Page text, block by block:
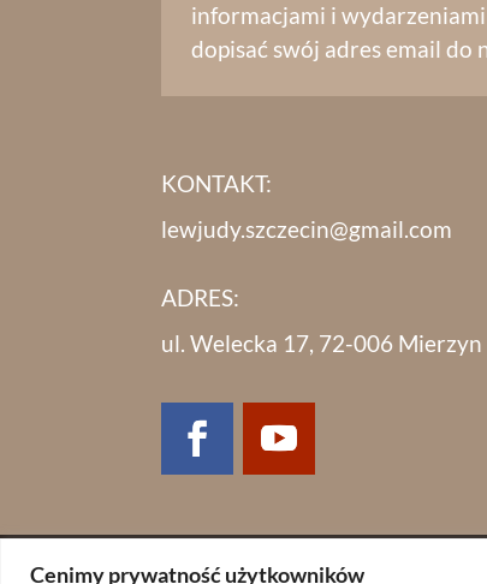
Cenimy prywatność użytkowników
informacjami i
dopisać swój adres email do
KONTAKT:
lewjudy.szczecin@gmail.com
ADRES:
ul. Welecka 17, 72-006 Mierzyn